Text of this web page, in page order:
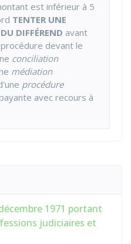
est inférieur à 5
TENTER UNE
DIFFÉREND avant
devant le
conciliation
médiation
procédure
avec recours à
1971 portant
judiciaires et